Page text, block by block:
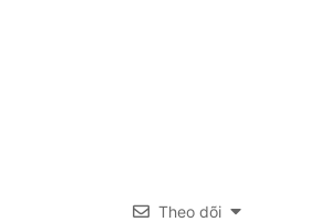
Theo dõi